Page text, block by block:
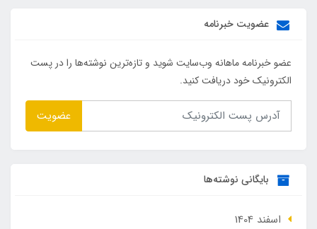
عضویت خبرنامه
عضو خبرنامه ماهانه وب‌سایت شوید و تازه‌ترین نوشته‌ها را در پست
الکترونیک خود دریافت کنید.
عضویت
بایگانی نوشته‌ها
اسفند 1404